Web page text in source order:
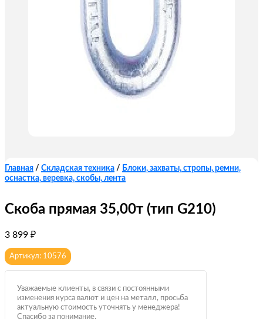
Главная / Складская техника / Блоки, захваты, стропы, ремни,
оснастка, веревка, скобы, лента
Скоба прямая 35,00т (тип G210)
3 899 ₽
Артикул: 10576
Уважаемые клиенты, в связи с постоянными
изменения курса валют и цен на металл, просьба
актуальную стоимость уточнять у менеджера!
Спасибо за понимание.